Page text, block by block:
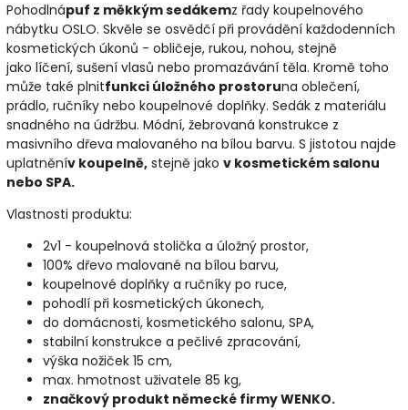
Pohodlnápuf z měkkým sedákemz řady koupelnového
nábytku OSLO. Skvěle se osvědčí při provádění každodenních
kosmetických úkonů - obličeje, rukou, nohou, stejně
jako líčení, sušení vlasů nebo promazávání těla. Kromě toho
může také plnitfunkci úložného prostoruna oblečení,
prádlo, ručníky nebo koupelnové doplňky. Sedák z materiálu
snadného na údržbu. Módní, žebrovaná konstrukce z
masivního dřeva malovaného na bílou barvu. S jistotou najde
uplatněnív koupelně, stejně jako v kosmetickém salonu
nebo SPA.
Vlastnosti produktu:
2v1 - koupelnová stolička a úložný prostor,
100% dřevo malované na bílou barvu,
koupelnové doplňky a ručníky po ruce,
pohodlí při kosmetických úkonech,
do domácnosti, kosmetického salonu, SPA,
stabilní konstrukce a pečlivé zpracování,
výška nožiček 15 cm,
max. hmotnost uživatele 85 kg,
značkový produkt německé firmy WENKO.